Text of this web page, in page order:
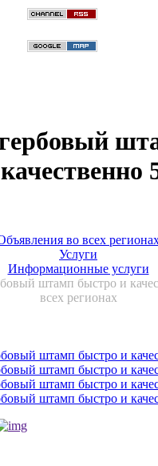
во всех
Услуги
Информационные услуги
штамп быстро и
всех регионах